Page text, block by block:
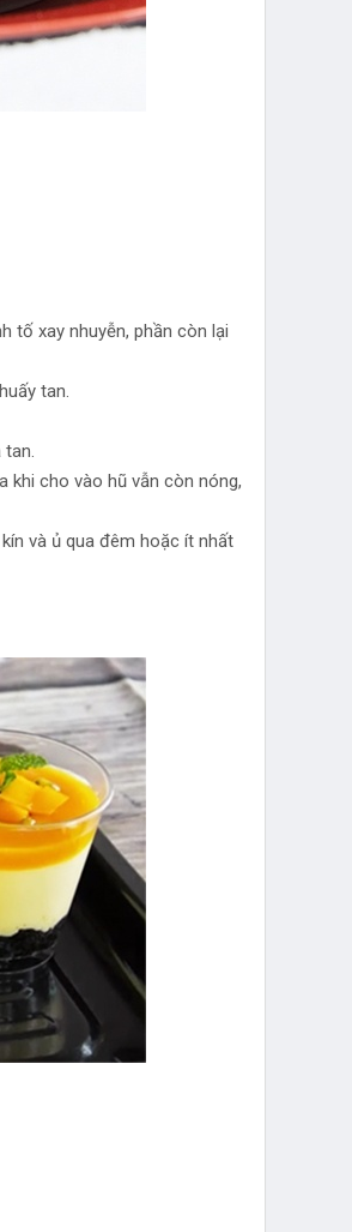
tố xay nhuyễn, phần còn lại
tan.
tan.
khi cho vào hũ vẫn còn nóng,
và ủ qua đêm hoặc ít nhất